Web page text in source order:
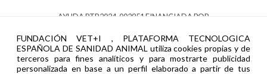
AYUDA PTR2024-002951 FINANCIADA POR
FUNDACIÓN VET+I , PLATAFORMA TECNOLOGICA
ESPAÑOLA DE SANIDAD ANIMAL utiliza cookies propias y de
terceros para fines analíticos y para mostrarte publicidad
personalizada en base a un perfil elaborado a partir de tus